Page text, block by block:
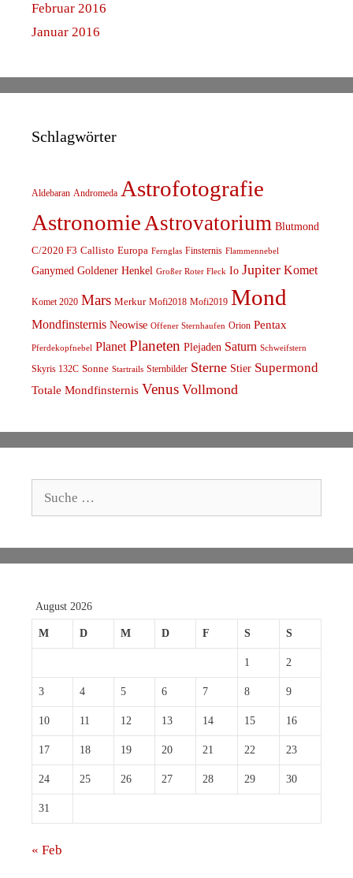
Februar 2016
Januar 2016
Schlagwörter
Aldebaran Andromeda Astrofotografie
AstronomieAstrovatorium Blutmond
C/2020 F3 Callisto Europa Fernglas Finsternis Flammennebel
Ganymed Goldener Henkel Großer Roter Fleck Io Jupiter Komet
Komet 2020 Mars Merkur Mofi2018 Mofi2019 Mond
Mondfinsternis Neowise Offener Sternhaufen Orion Pentax
Pferdekopfnebel Planet Planeten Plejaden Saturn Schweifstern
Skyris 132C Sonne Startrails Sternbilder Sterne Stier Supermond
Totale Mondfinsternis Venus Vollmond
August 2026
M D M D F S S
1 2
3 4 5 6 7 8 9
10 11 12 13 14 15 16
17 18 19 20 21 22 23
24 25 26 27 28 29 30
31
« Feb